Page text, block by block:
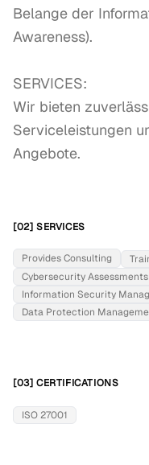
Belange der
Awareness).
SERVICES:
Wir bieten
Serviceleistungen
Angebote.
[02] SERVICES
Provides Consulting
Cybersecurity Assessments
Information Security
Data Protection
[03] CERTIFICATIONS
ISO 27001